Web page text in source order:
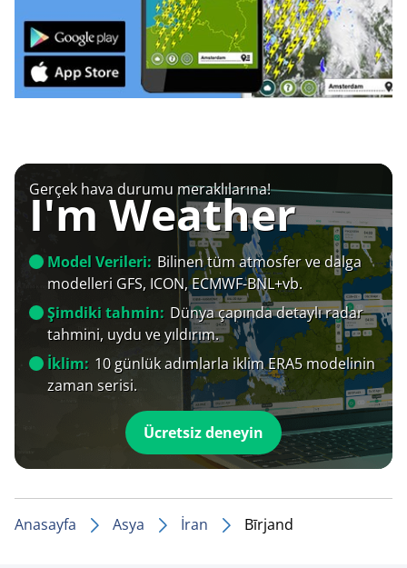
Gerçek hava durumu meraklılarına!
I'm Weather
Model Verileri: Bilinen tüm atmosfer ve dalga
modelleri GFS, ICON, ECMWF-BNL+vb.
Şimdiki tahmin: Dünya çapında detaylı radar
tahmini, uydu ve yıldırım.
İklim: 10 günlük adımlarla iklim ERA5 modelinin
zaman serisi.
Ücretsiz deneyin
Anasayfa Asya İran Bīrjand